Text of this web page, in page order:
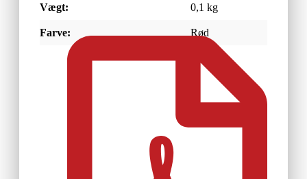
Vægt: 0,1 kg
Farve: Rød